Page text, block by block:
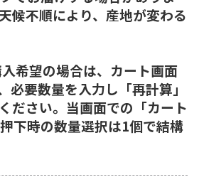
候不順により、産地が変わる
希望の場合は、カート画面
必要数量を入力し「再計算」
ださい。当画面での「カート
下時の数量選択は1個で結構